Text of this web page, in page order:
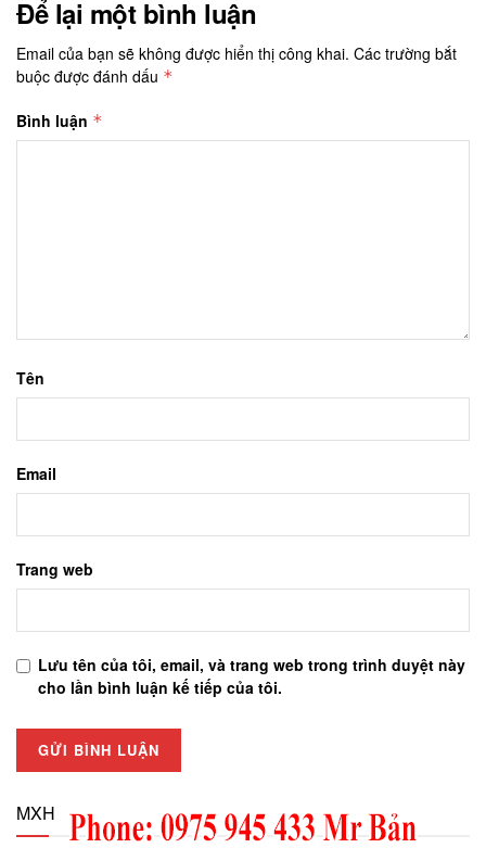
Để lại một bình luận
Email của bạn sẽ không được hiển thị công khai. Các trường bắt
buộc được đánh dấu *
Bình luận *
Tên
Email
Trang web
Lưu tên của tôi, email, và trang web trong trình duyệt này
cho lần bình luận kế tiếp của tôi.
MXH